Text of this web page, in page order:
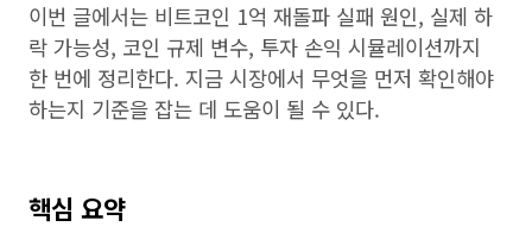
이번 글에서는 비트코인 1억 재돌파 실패 원인, 실제 하
락 가능성, 코인 규제 변수, 투자 손익 시뮬레이션까지
한 번에 정리한다. 지금 시장에서 무엇을 먼저 확인해야
하는지 기준을 잡는 데 도움이 될 수 있다.
핵심 요약